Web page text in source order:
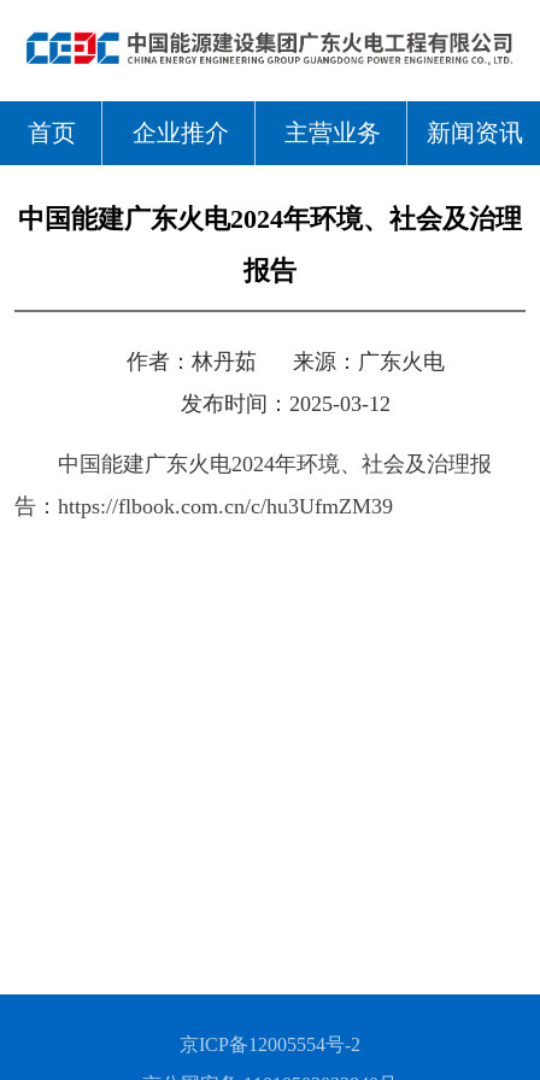
首页 企业推介 主营业务 新闻资讯
中国能建广东火电2024年环境、社会及治理
报告
作者： 林丹茹 来源： 广东火电
发布时间：2025-03-12
中国能建广东火电2024年环境、社会及治理报
告：https://flbook.com.cn/c/hu3UfmZM39
京ICP备12005554号-2